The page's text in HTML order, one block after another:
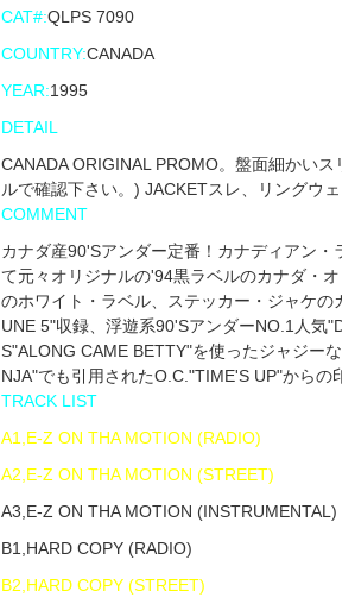
CAT#:QLPS 7090
COUNTRY:CANADA
YEAR:1995
DETAIL
CANADA ORIGINAL PROMO。盤面細かい
ルで確認下さい。) JACKETスレ、リングウ
COMMENT
カナダ産90'Sアンダー定番！カナディアン
て元々オリジナルの'94黒ラベルのカナダ・
のホワイト・ラベル、ステッカー・ジャケ
UNE 5"収録、浮遊系90'SアンダーNO.1人気
S"ALONG CAME BETTY"を使ったジャジー
NJA"でも引用されたO.C."TIME'S UP"からの
TRACK LIST
A1,E-Z ON THA MOTION (RADIO)
A2,E-Z ON THA MOTION (STREET)
A3,E-Z ON THA MOTION (INSTRUMENTAL)
B1,HARD COPY (RADIO)
B2,HARD COPY (STREET)